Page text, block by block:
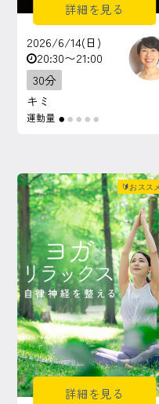
詳細を見る
2026/6/14(日)
20:30〜21:00
30分
キミ
運動量 ● ● ● ● ●
🔰おススメ
詳細を見る